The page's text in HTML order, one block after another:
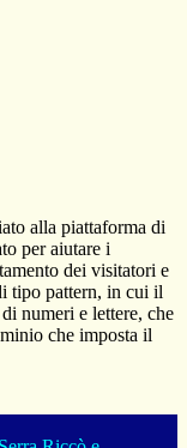
alla piattaforma di
per aiutare i
dei visitatori e
tipo pattern, in cui il
numeri e lettere, che
che imposta il